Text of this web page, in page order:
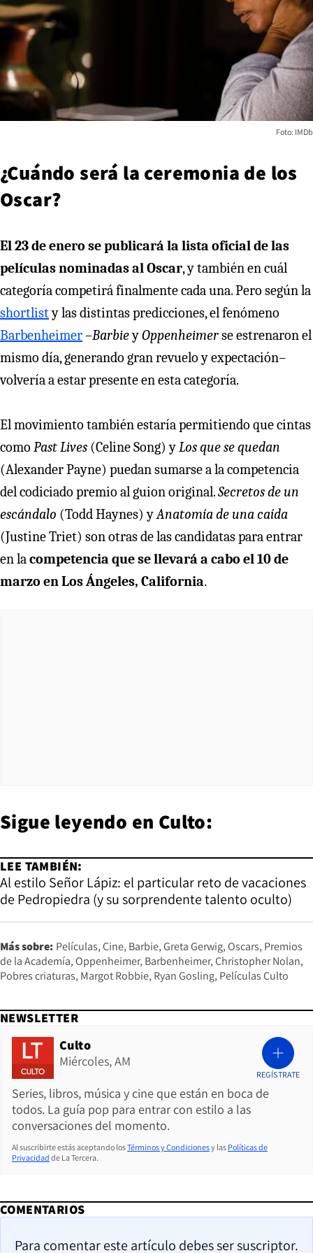
Foto: IMDb
¿Cuándo será la ceremonia de los
Oscar?
El 23 de enero se publicará la lista oficial de las
películas nominadas al Oscar, y también en cuál
categoría competirá finalmente cada una. Pero según la
shortlisty las distintas predicciones, el fenómeno
Barbenheimer–BarbieyOppenheimerse estrenaron el
mismo día, generando gran revuelo y expectación–
volvería a estar presente en esta categoría.
El movimiento también estaría permitiendo que cintas
como Past Lives (Celine Song) y Los que se quedan
(Alexander Payne) puedan sumarse a la competencia
del codiciado premio al guion original.Secretos de un
escándalo (Todd Haynes) y Anatomía de una caída
(Justine Triet) son otras de las candidatas para entrar
en la competencia que se llevará a cabo el 10 de
marzo en Los Ángeles, California.
Sigue leyendo en Culto:
LEE TAMBIÉN:
Al estilo Señor Lápiz: el particular reto de vacaciones
de Pedropiedra (y su sorprendente talento oculto)
Más sobre: Películas Cine Barbie Greta Gerwig Oscars Premios
de la Academía Oppenheimer Barbenheimer Christopher Nolan
Pobres criaturas Margot Robbie Ryan Gosling Películas Culto
NEWSLETTER
Culto
Miércoles, AM
Series, libros, música y cine que están en boca de
todos. La guía pop para entrar con estilo a las
conversaciones del momento.
REGÍSTRATE
Al suscribirte estás aceptando losTérminos y Condicionesy las Políticas de
Privacidad de La Tercera.
COMENTARIOS
Para comentar este artículo debes ser suscriptor.